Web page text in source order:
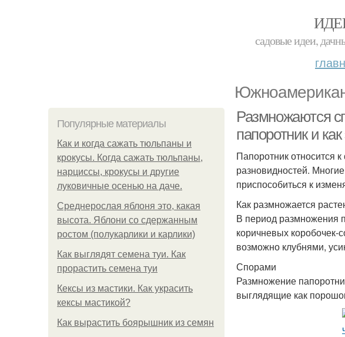
садовые идеи,
Популярные материалы
Как и когда сажать тюльпаны и
крокусы. Когда сажать тюльпаны,
нарциссы, крокусы и другие
луковичные осенью на даче.
Среднерослая яблоня это, какая
высота. Яблони со сдержанным
ростом (полукарлики и карлики)
Как выглядят семена туи. Как
прорастить семена туи
Кексы из мастики. Как украсить
кексы мастикой?
Как вырастить боярышник из семян
Размножаются
папоротник и
Папоротник относится
разновидностей.
приспособиться к
Как размножается
В период размножения
коричневых коробочек-
возможно клубнями,
Спорами
Размножение
выглядящие как